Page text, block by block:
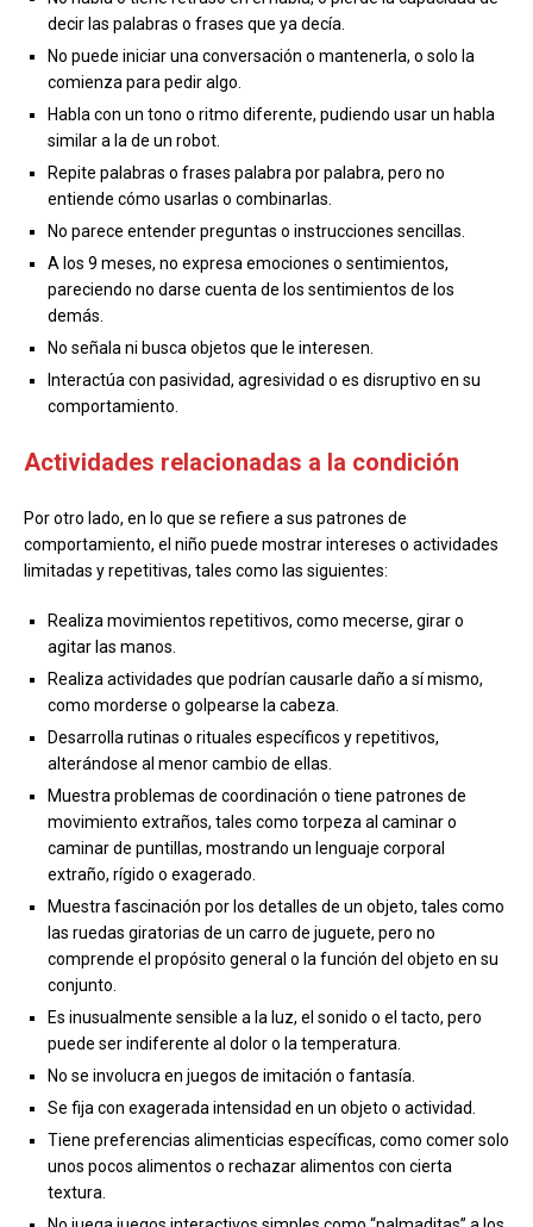
decir las palabras o frases que ya decía.
No puede iniciar una conversación o mantenerla, o solo la
comienza para pedir algo.
Habla con un tono o ritmo diferente, pudiendo usar un habla
similar a la de un robot.
Repite palabras o frases palabra por palabra, pero no
entiende cómo usarlas o combinarlas.
No parece entender preguntas o instrucciones sencillas.
A los 9 meses, no expresa emociones o sentimientos,
pareciendo no darse cuenta de los sentimientos de los
demás.
No señala ni busca objetos que le interesen.
Interactúa con pasividad, agresividad o es disruptivo en su
comportamiento.
Actividades relacionadas a la condición
Por otro lado, en lo que se refiere a sus patrones de
comportamiento, el niño puede mostrar intereses o actividades
limitadas y repetitivas, tales como las siguientes:
Realiza movimientos repetitivos, como mecerse, girar o
agitar las manos.
Realiza actividades que podrían causarle daño a sí mismo,
como morderse o golpearse la cabeza.
Desarrolla rutinas o rituales específicos y repetitivos,
alterándose al menor cambio de ellas.
Muestra problemas de coordinación o tiene patrones de
movimiento extraños, tales como torpeza al caminar o
caminar de puntillas, mostrando un lenguaje corporal
extraño, rígido o exagerado.
Muestra fascinación por los detalles de un objeto, tales como
las ruedas giratorias de un carro de juguete, pero no
comprende el propósito general o la función del objeto en su
conjunto.
Es inusualmente sensible a la luz, el sonido o el tacto, pero
puede ser indiferente al dolor o la temperatura.
No se involucra en juegos de imitación o fantasía.
Se fija con exagerada intensidad en un objeto o actividad.
Tiene preferencias alimenticias específicas, como comer solo
unos pocos alimentos o rechazar alimentos con cierta
textura.